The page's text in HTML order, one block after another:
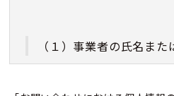
（１）事業者の氏名また